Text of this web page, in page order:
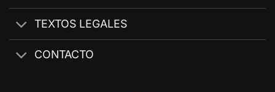
TEXTOS LEGALES
CONTACTO